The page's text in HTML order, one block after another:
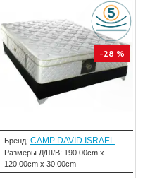
-28 %
Бренд: CAMP DAVID ISRAEL
Размеры Д/Ш/В: 190.00cm x
120.00cm x 30.00cm